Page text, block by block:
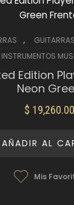
,
INSTRUMENTOS
Edition
Neon
$ 19,260.00
AÑADIR AL
Mis